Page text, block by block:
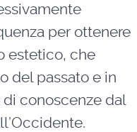
per ottenere
estetico, che
del passato e in
conoscenze dal